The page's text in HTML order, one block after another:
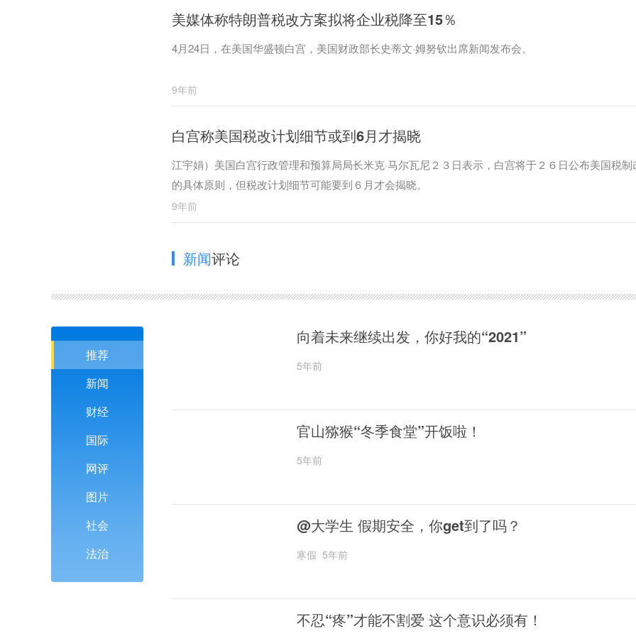
美媒体称特朗普税改方案拟将企业税降至15％
4月24日，在美国华盛顿白宫，美国财政部长史蒂文·姆努钦出席新闻发布会。
9年前
白宫称美国税改计划细节或到6月才揭晓
江宇娟）美国白宫行政管理和预算局局长米克·马尔瓦尼２３日表示，白宫将于２６日公布美国税制
的具体原则，但税改计划细节可能要到６月才会揭晓。
9年前
新闻评论
推荐
新闻
财经
国际
网评
图片
社会
法治
向着未来继续出发，你好我的“2021”
5年前
官山猕猴“冬季食堂”开饭啦！
5年前
@大学生 假期安全，你get到了吗？
寒假 5年前
不忍“疼”才能不割爱 这个意识必须有！